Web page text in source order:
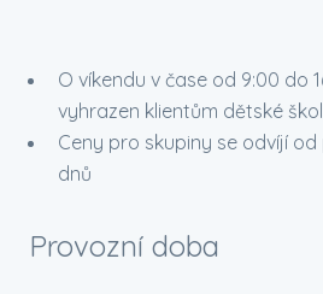
O víkendu v čase od 9:00 do
vyhrazen klientům dětské
Ceny pro skupiny se odvíjí
dnů
Provozní doba